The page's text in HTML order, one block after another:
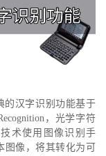
的汉字识别功能基于
，光学字符
术使用图像识别手
像，将其转化为可